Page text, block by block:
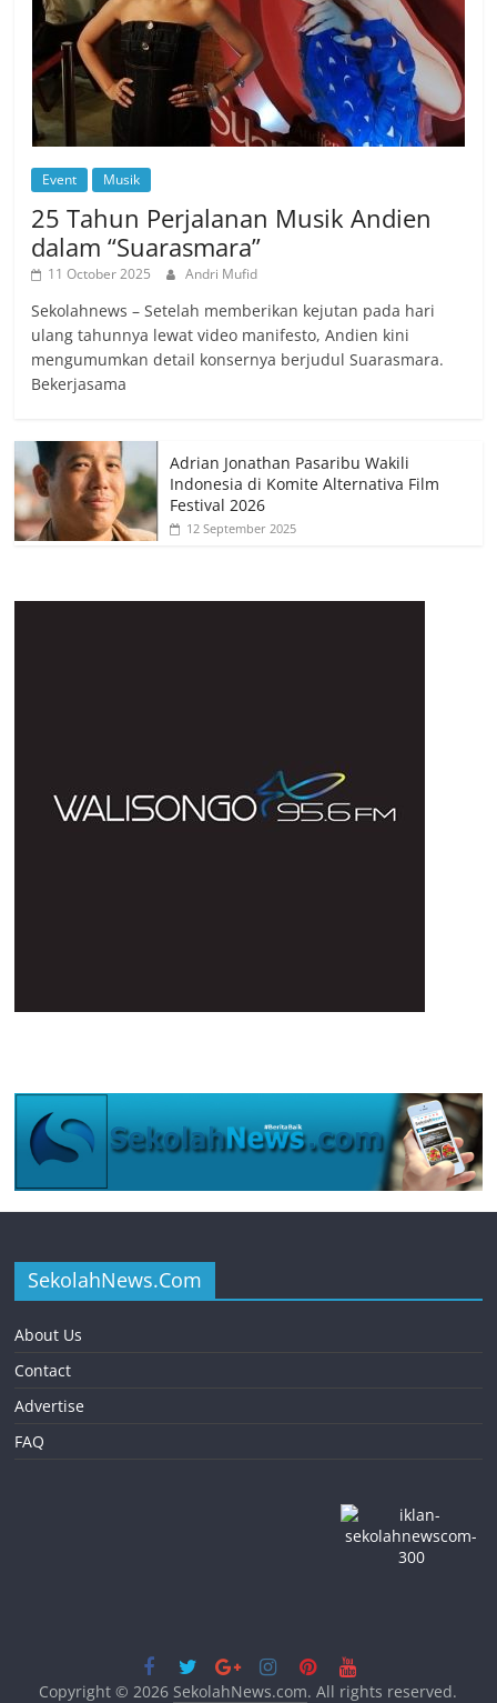
Event Musik
25 Tahun Perjalanan Musik Andien
dalam “Suarasmara”
11 October 2025 Andri Mufid
Sekolahnews – Setelah memberikan kejutan pada hari
ulang tahunnya lewat video manifesto, Andien kini
mengumumkan detail konsernya berjudul Suarasmara.
Bekerjasama
Adrian Jonathan Pasaribu Wakili
Indonesia di Komite Alternativa Film
Festival 2026
12 September 2025
SekolahNews.Com
About Us
Contact
Advertise
FAQ
Copyright © 2026 SekolahNews.com. All rights reserved.